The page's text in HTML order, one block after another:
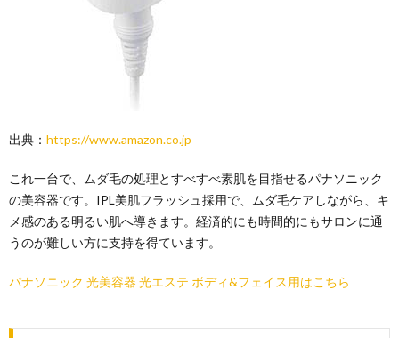
出典： https://www.amazon.co.jp
これ一台で、ムダ毛の処理とすべすべ素肌を目指せるパナソニック
の美容器です。IPL美肌フラッシュ採用で、ムダ毛ケアしながら、キ
メ感のある明るい肌へ導きます。経済的にも時間的にもサロンに通
うのが難しい方に支持を得ています。
パナソニック 光美容器 光エステ ボディ&フェイス用はこちら